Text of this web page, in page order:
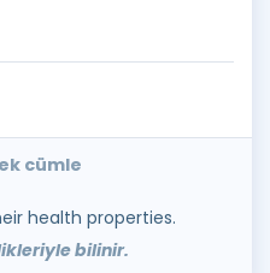
cümle
health properties.
bilinir.